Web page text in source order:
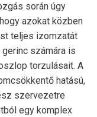
során úgy
azokat közben
teljes izomzatát
számára is
torzulásait. A
hatású,
szervezetre
egy komplex